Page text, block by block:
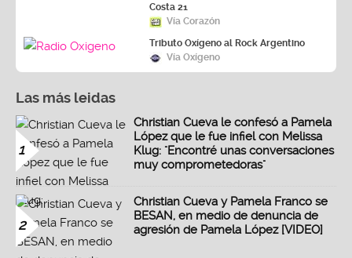
Costa 21
Vía Corazón
Tributo Oxígeno al Rock Argentino
Vía Oxígeno
Las más leidas
1
Christian Cueva le confesó a Pamela
López que le fue infiel con Melissa
Klug: "Encontré unas conversaciones
muy comprometedoras"
2
Christian Cueva y Pamela Franco se
BESAN, en medio de denuncia de
agresión de Pamela López [VIDEO]